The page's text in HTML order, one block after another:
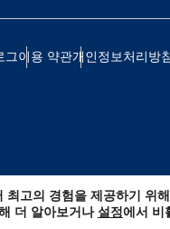
그이용 약관개인정보처리방
프랑
최고의 경험을 제공하기 위
더 알아보거나설정에서 비